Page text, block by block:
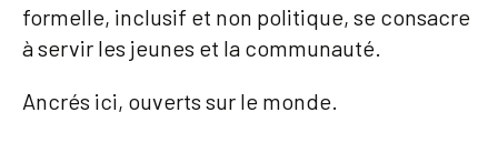
formelle, inclusif et non politique, se consacre
à servir les jeunes et la communauté.
Ancrés ici, ouverts sur le monde.